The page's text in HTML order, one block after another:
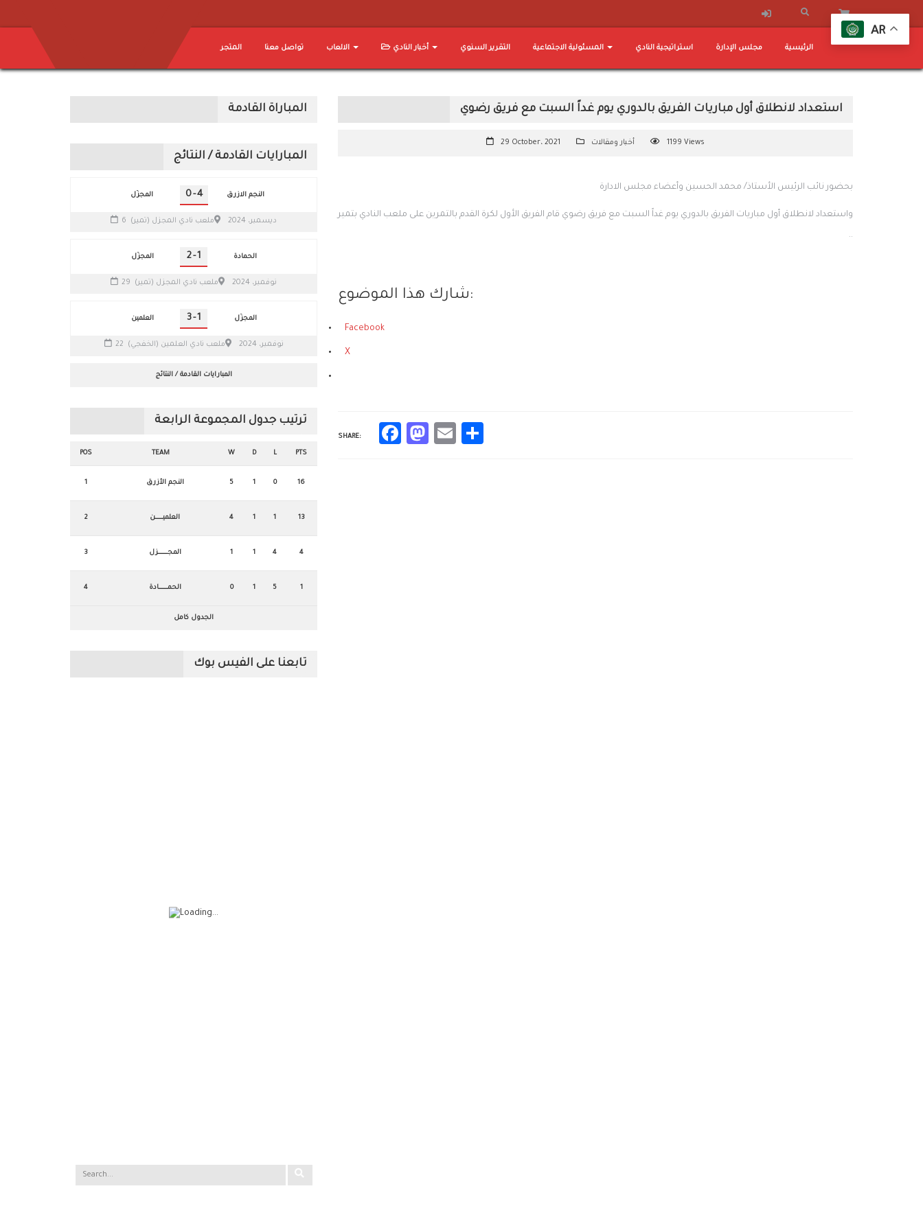
المتجر تواصل معنا الالعاب أخبار النادي التقرير السنوي المسئولية الاجتماعية استراتيجية النادي مجلس الإدارة الرئيسية
استعداد لانطلاق أول مباريات الفريق بالدوري يوم غداً السبت مع فريق رضوي
29 October، 2021 أخبار ومقالات 1199 Views
بحضور نائب الرئيس الأستاذ/ محمد الحسين وأعضاء مجلس الادارة
واستعداد لانطلاق أول مباريات الفريق بالدوري يوم غداً السبت مع فريق رضوي قام الفريق الأول لكرة القدم بالتمرين على ملعب النادي بتمير
..
شارك هذا الموضوع:
Facebook
X
SHARE: Facebook
Mastodon
Email
المباراة القادمة
المبارايات القادمة / النتائج
المجزّل 0-4 النجم الازرق
6 ديسمبر، 2024 ملعب نادي المجزل (تمير)
المجزّل 2-1 الحمادة
29 نوفمبر، 2024 ملعب نادي المجزل (تمير)
العلمين 3- 1 المجزّل
22 نوفمبر، 2024 ملعب نادي العلمين (الخفجي)
المبارايات القادمة / النتائج
ترتيب جدول المجموعة الرابعة
POS TEAM W D L PTS
1 النجم الأزرق 5 1 0 16
2 العلميـــــــــــن 4 1 1 13
3 المجــــــــــــــزل 1 1 4 4
4 الحمـــــــــــــادة 0 1 5 1
الجدول كامل
تابعنا على الفيس بوك
AR